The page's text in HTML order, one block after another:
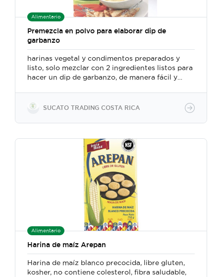
para protección y durabilidad. Sacos de 25 kg
para consumo industrial.
Alimentario
Premezcla en polvo para elaborar dip de
garbanzo
harinas vegetal y condimentos preparados y
listo, solo mezclar con 2 ingredientes listos para
hacer un dip de garbanzo, de manera fácil y
SUCATO TRADING COSTA RICA
Alimentario
Harina de maíz Arepan
Harina de maíz blanco precocida, libre gluten,
kosher, no contiene colesterol, fibra saludable,